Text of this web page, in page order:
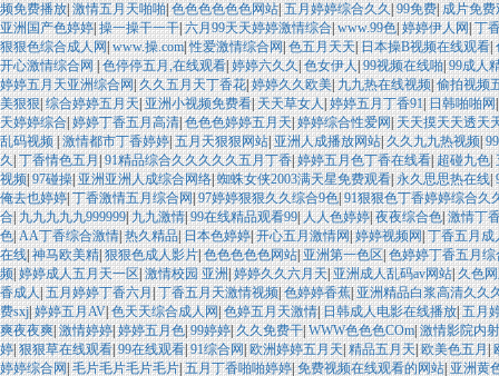
频免费播放|激情五月天啪啪|色色色色色色网站|五月婷婷综合久久|99免费|成片免费
亚洲国产色婷婷|操一操干一干|六月99天天婷婷激情综合|www.99色|婷婷伊人网|丁
狠狠色综合成人网|www.操.com|性爱激情综合网|色五月天天|日本操B视频在线观看|
开心激情综合网|色停停五月,在线观看|婷婷六久久|色女伊人|99视频在线啪|99成人
婷婷五月天亚洲综合网|久久五月天丁香花|婷婷久久欧美|九九热在线视频|偷拍视频
美狠狠|综合婷婷五月天|亚洲小视频免费看|天天草女人|婷婷五月丁香91|日韩啪啪网
天婷婷综合|婷婷丁香五月高清|色色色婷婷五月天|婷婷综合性爱网|天天摸天天透天
乱码视频|激情都市丁香婷婷|五月天狠狠网站|亚洲人成播放网站|久久九九热视频|
久|丁香情色五月|91精品综合久久久久久五月丁香|婷婷五月色丁香在线看|超碰九色|
视频|97碰操|亚洲亚洲人成综合网络|蜘蛛女侠2003满天星免费观看|永久思思热在线|
俺去也婷婷|丁香激情五月综合网|97婷婷狠狠久久综合9色|91狠狠色丁香婷婷综合
合|九九九九九999999|九九激情|99在线精品观看99|人人色婷婷|夜夜综合色|激情丁
色|AA丁香综合激情|热久精品|日本色婷婷|开心五月激情网|婷婷视频网|丁香五月成
在线|神马欧美精|狠狠色成人影片|色色色色色网站|亚洲第一色区|色婷婷丁香五月综
频|婷婷成人五月天一区|激情校园 亚洲|婷婷久久六月天|亚洲成人乱码av网站|久色
香成人|五月婷婷丁香六月|丁香五月天激情视频|色婷婷香蕉|亚洲精品白浆高清久久
费sxj|婷婷五月AV|色天天综合成人网|色婷五月天激情|日韩成人电影在线播放|五月
爽夜夜爽|激情婷婷|婷婷五月色|99婷婷|久久免费干|WWW色色色COm|激情影院内射
婷|狠狠草在线观看|99在线观看|91综合网|欧洲婷婷五月天|精品五月天|欧美色五月|
婷婷综合网|毛片毛片毛片毛片|五月丁香啪啪婷婷|免费视频在线观看的网站|亚洲黄